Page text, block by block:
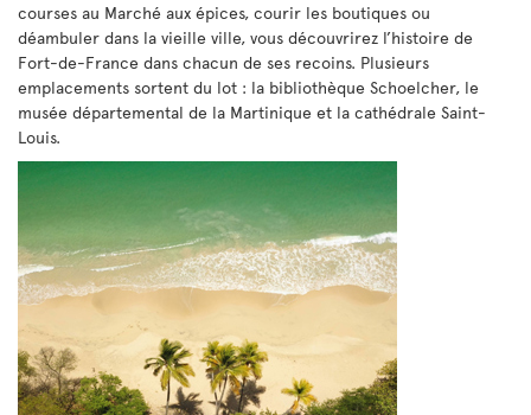
courses au Marché aux épices, courir les boutiques ou
déambuler dans la vieille ville, vous découvrirez l’histoire de
Fort-de-France dans chacun de ses recoins. Plusieurs
emplacements sortent du lot : la bibliothèque Schoelcher, le
musée départemental de la Martinique et la cathédrale Saint-
Louis.